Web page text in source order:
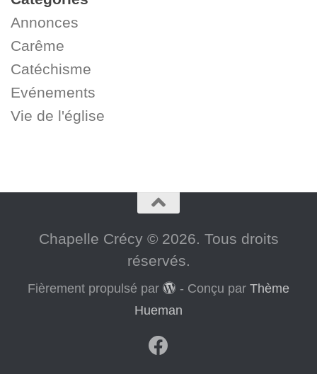
Annonces
Carême
Catéchisme
Evénements
Vie de l'église
Chapelle Crécy © 2026. Tous droits
réservés.
Fièrement propulsé par - Conçu par Thème
Hueman